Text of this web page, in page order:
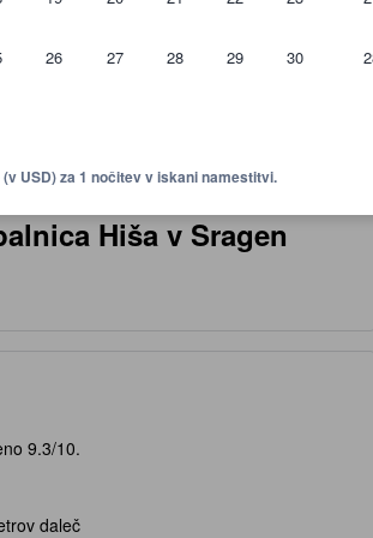
26 27 28 29 30
USD) za 1 nočitev v iskani namestitvi.
Hiša v Sragen
9.3/10.
daleč